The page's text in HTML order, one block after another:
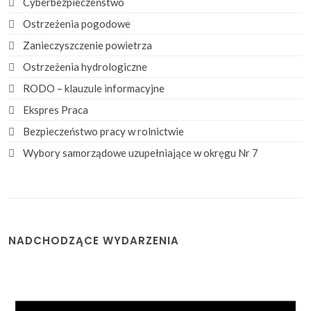
Ostrzeżenia pogodowe
Zanieczyszczenie powietrza
Ostrzeżenia hydrologiczne
RODO – klauzule informacyjne
Ekspres Praca
Bezpieczeństwo pracy w rolnictwie
Wybory samorządowe uzupełniające w okręgu Nr 7
NADCHODZĄCE WYDARZENIA